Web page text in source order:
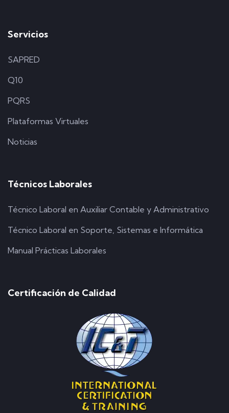
Servicios
SAPRED
Q10
PQRS
Plataformas Virtuales
Noticias
Técnicos Laborales
Técnico Laboral en Auxiliar Contable y Administrativo
Técnico Laboral en Soporte, Sistemas e Informática
Manual Prácticas Laborales
Certificación de Calidad